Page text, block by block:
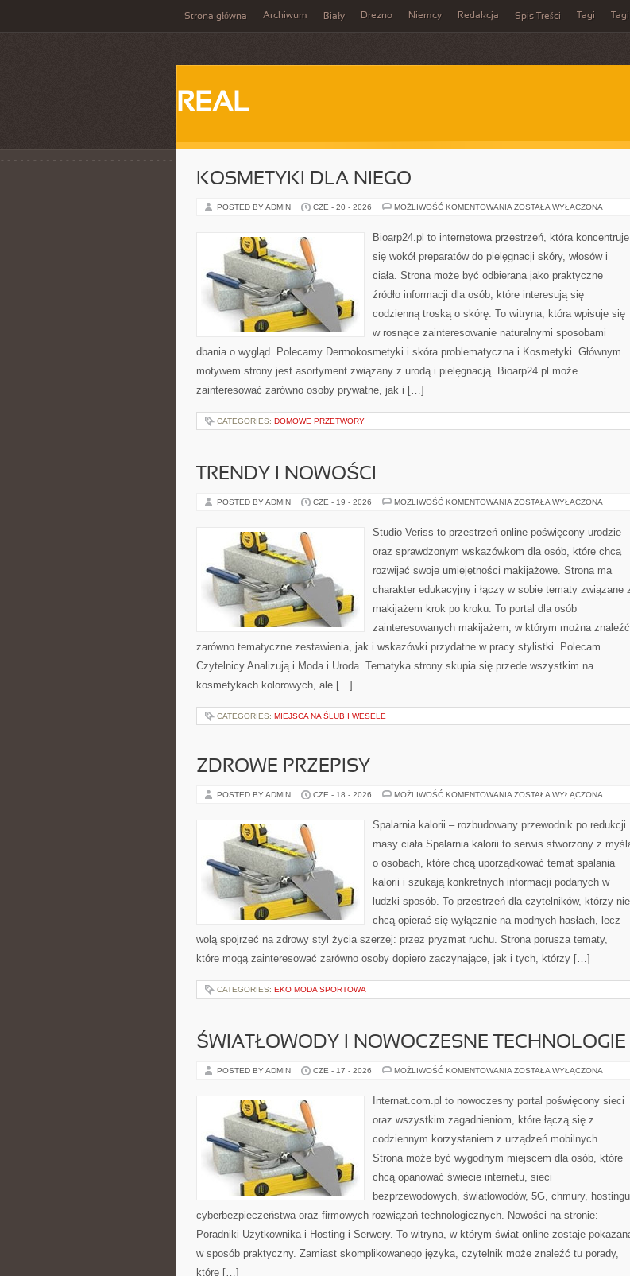
Strona główna Archiwum Biały Drezno Niemcy Redakcja Spis Treści Tagi Tagi
REAL
KOSMETYKI DLA NIEGO
POSTED BY ADMIN CZE - 20 - 2026 MOŻLIWOŚĆ KOMENTOWANIA KOSMETYKI
ZOSTAŁA WYŁĄCZONA
Bioarp24.pl to internetowa przestrzeń, która koncentruje
się wokół preparatów do pielęgnacji skóry, włosów i
ciała. Strona może być odbierana jako praktyczne
źródło informacji dla osób, które interesują się
codzienną troską o skórę. To witryna, która wpisuje się
w rosnące zainteresowanie naturalnymi sposobami
dbania o wygląd. Polecamy Dermokosmetyki i skóra problematyczna i Kosmetyki. Głównym
motywem strony jest asortyment związany z urodą i pielęgnacją. Bioarp24.pl może
zainteresować zarówno osoby prywatne, jak i […]
CATEGORIES: DOMOWE PRZETWORY
TRENDY I NOWOŚCI
POSTED BY ADMIN CZE - 19 - 2026 MOŻLIWOŚĆ KOMENTOWANIA TRENDY
ZOSTAŁA WYŁĄCZONA
Studio Veriss to przestrzeń online poświęcony urodzie
oraz sprawdzonym wskazówkom dla osób, które chcą
rozwijać swoje umiejętności makijażowe. Strona ma
charakter edukacyjny i łączy w sobie tematy związane
makijażem krok po kroku. To portal dla osób
zainteresowanych makijażem, w którym można znaleźć
zarówno tematyczne zestawienia, jak i wskazówki przydatne w pracy stylistki. Polecam
Czytelnicy Analizują i Moda i Uroda. Tematyka strony skupia się przede wszystkim na
kosmetykach kolorowych, ale […]
CATEGORIES: MIEJSCA NA ŚLUB I WESELE
ZDROWE PRZEPISY
POSTED BY ADMIN CZE - 18 - 2026 MOŻLIWOŚĆ KOMENTOWANIA ZDROWE
ZOSTAŁA WYŁĄCZONA
Spalarnia kalorii – rozbudowany przewodnik po redukcji
masy ciała Spalarnia kalorii to serwis stworzony z
o osobach, które chcą uporządkować temat spalania
kalorii i szukają konkretnych informacji podanych w
ludzki sposób. To przestrzeń dla czytelników, którzy nie
chcą opierać się wyłącznie na modnych hasłach, lecz
wolą spojrzeć na zdrowy styl życia szerzej: przez pryzmat ruchu. Strona porusza tematy,
które mogą zainteresować zarówno osoby dopiero zaczynające, jak i tych, którzy […]
CATEGORIES: EKO MODA SPORTOWA
ŚWIATŁOWODY I NOWOCZESNE TECHNOLOGIE
POSTED BY ADMIN CZE - 17 - 2026 MOŻLIWOŚĆ KOMENTOWANIA ŚWIATŁOWODY
TECHNOLOGIE
ZOSTAŁA WYŁĄCZONA
Internat.com.pl to nowoczesny portal poświęcony sieci
oraz wszystkim zagadnieniom, które łączą się z
codziennym korzystaniem z urządzeń mobilnych.
Strona może być wygodnym miejscem dla osób, które
chcą opanować świecie internetu, sieci
bezprzewodowych, światłowodów, 5G, chmury,
cyberbezpieczeństwa oraz firmowych rozwiązań technologicznych. Nowości na stronie:
Poradniki Użytkownika i Hosting i Serwery. To witryna, w którym świat online zostaje
w sposób praktyczny. Zamiast skomplikowanego języka, czytelnik może znaleźć tu porady,
które […]